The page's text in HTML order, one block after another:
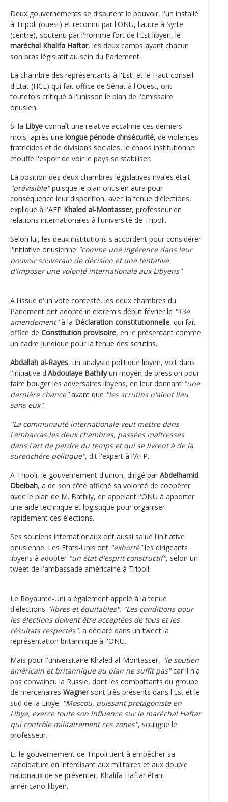
Deux gouvernements se disputent le pouvoir, l'un installé
à Tripoli (ouest) et reconnu par l'ONU, l'autre à Syrte
(centre), soutenu par l'homme fort de l'Est libyen, le
maréchal Khalifa Haftar, les deux camps ayant chacun
son bras législatif au sein du Parlement.
La chambre des représentants à l'Est, et le Haut conseil
d'Etat (HCE) qui fait office de Sénat à l'Ouest, ont
toutefois critiqué à l'unisson le plan de l'émissaire
onusien.
Si la Libye connaît une relative accalmie ces derniers
mois, après une longue période d'insécurité, de violences
fratricides et de divisions sociales, le chaos institutionnel
étouffe l'espoir de voir le pays se stabiliser.
La position des deux chambres législatives rivales était
"prévisible"puisque le plan onusien aura pour
conséquence leur disparition, avec la tenue d'élections,
explique à l'AFP Khaled al-Montasser, professeur en
relations internationales à l'université de Tripoli.
Selon lui, les deux institutions s'accordent pour considérer
l'initiative onusienne "comme une ingérence dans leur
pouvoir souverain de décision et une tentative
d'imposer une volonté internationale aux Libyens".
A l'issue d'un vote contesté, les deux chambres du
Parlement ont adopté in extremis début février le "13e
amendement"à la Déclaration constitutionnelle, qui fait
office de Constitution provisoire, en le présentant comme
un cadre juridique pour la tenue des scrutins.
Abdallah al-Rayes, un analyste politique libyen, voit dans
l'initiative d'Abdoulaye Bathilyun moyen de pression pour
faire bouger les adversaires libyens, en leur donnant "une
dernière chance"avant que "les scrutins n'aient lieu
sans eux".
"La communauté internationale veut mettre dans
l'embarras les deux chambres, passées maîtresses
dans l'art de perdre du temps et qui se livrent à de la
surenchère politique", dit l'expert à l'AFP.
A Tripoli, le gouvernement d'union, dirigé par Abdelhamid
Dbeibah, a de son côté affiché sa volonté de coopérer
avec le plan de M. Bathily, en appelant l'ONU à apporter
une aide technique et logistique pour organiser
rapidement ces élections.
Ses soutiens internationaux ont aussi salué l'initiative
onusienne. Les Etats-Unis ont "exhorté"les dirigeants
libyens à adopter "un état d'esprit constructif", selon un
tweet de l'ambassade américaine à Tripoli.
Le Royaume-Uni a également appelé à la tenue
d'élections "libres et équitables". "Les conditions pour
les élections doivent être acceptées de tous et les
résultats respectés", a déclaré dans un tweet la
représentation britannique à l'ONU.
Mais pour l'universitaire Khaled al-Montasser, "le soutien
américain et britannique au plan ne suffit pas"car il n'a
pas convaincu la Russie, dont les combattants du groupe
de mercenaires Wagnersont très présents dans l'Est et le
sud de la Libye. "Moscou, puissant protagoniste en
Libye, exerce toute son influence sur le maréchal Haftar
qui contrôle militairement ces zones", souligne le
professeur.
Et le gouvernement de Tripoli tient à empêcher sa
candidature en interdisant aux militaires et aux double
nationaux de se présenter, Khalifa Haftar étant
américano-libyen.